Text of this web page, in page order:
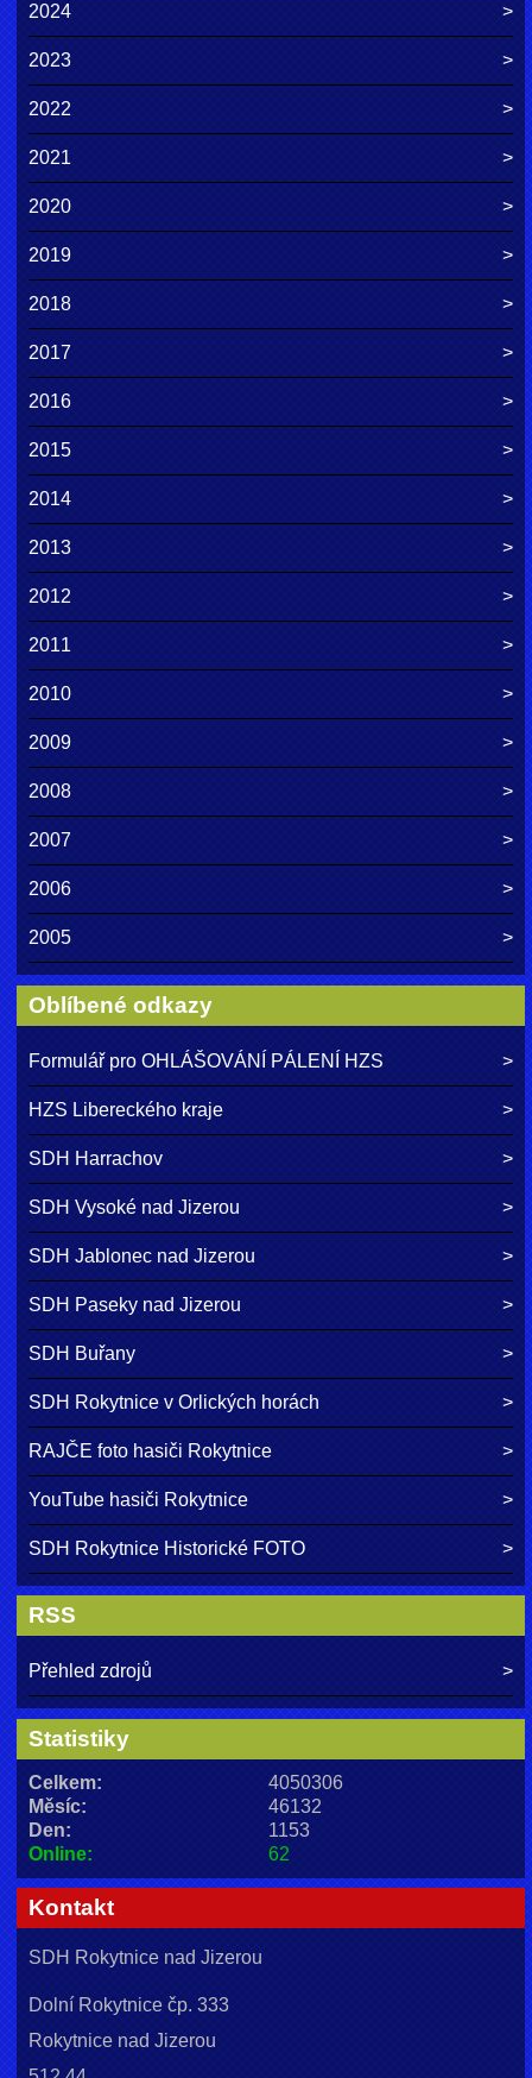
2024
2023
2022
2021
2020
2019
2018
2017
2016
2015
2014
2013
2012
2011
2010
2009
2008
2007
2006
2005
Oblíbené odkazy
Formulář pro OHLÁŠOVÁNÍ PÁLENÍ HZS
HZS Libereckého kraje
SDH Harrachov
SDH Vysoké nad Jizerou
SDH Jablonec nad Jizerou
SDH Paseky nad Jizerou
SDH Buřany
SDH Rokytnice v Orlických horách
RAJČE foto hasiči Rokytnice
YouTube hasiči Rokytnice
SDH Rokytnice Historické FOTO
RSS
Přehled zdrojů
Statistiky
Online: 62
Celkem:
4050306
Měsíc:
46132
Den:
1153
Kontakt
SDH Rokytnice nad Jizerou
Dolní Rokytnice čp. 333
Rokytnice nad Jizerou